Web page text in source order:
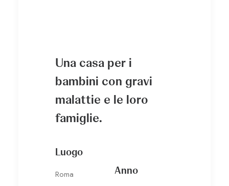
Una casa per i
bambini con gravi
malattie e le loro
famiglie.
Luogo
Roma Anno